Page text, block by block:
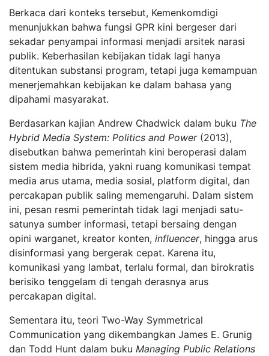
Berkaca dari konteks tersebut, Kemenkomdigi
menunjukkan bahwa fungsi GPR kini bergeser dari
sekadar penyampai informasi menjadi arsitek narasi
publik. Keberhasilan kebijakan tidak lagi hanya
ditentukan substansi program, tetapi juga kemampuan
menerjemahkan kebijakan ke dalam bahasa yang
dipahami masyarakat.
Berdasarkan kajian Andrew Chadwick dalam buku The
Hybrid Media System: Politics and Power(2013),
disebutkan bahwa pemerintah kini beroperasi dalam
sistem media hibrida, yakni ruang komunikasi tempat
media arus utama, media sosial, platform digital, dan
percakapan publik saling memengaruhi. Dalam sistem
ini, pesan resmi pemerintah tidak lagi menjadi satu-
satunya sumber informasi, tetapi bersaing dengan
opini warganet, kreator konten, influencer, hingga arus
disinformasi yang bergerak cepat. Karena itu,
komunikasi yang lambat, terlalu formal, dan birokratis
berisiko tenggelam di tengah derasnya arus
percakapan digital.
Sementara itu, teori Two-Way Symmetrical
Communication yang dikembangkan James E. Grunig
dan Todd Hunt dalam buku Managing Public Relations